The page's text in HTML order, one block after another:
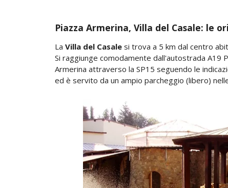
Piazza Armerina, Villa del Casale: le
La Villa del Casale si trova a 5 km dal centro
Si raggiunge comodamente dall'autostrada A19
Armerina attraverso la SP15 seguendo le
ed è servito da un ampio parcheggio (libero)